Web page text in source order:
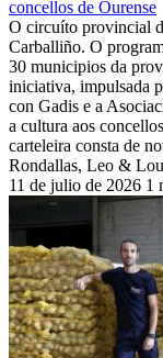
concellos de Ourense
O circuíto provincial
Carballiño. O
30 municipios da
iniciativa, impulsada
con Gadis e a
a cultura aos
carteleira consta de
Rondallas, Leo &
11 de julio de 2026 1